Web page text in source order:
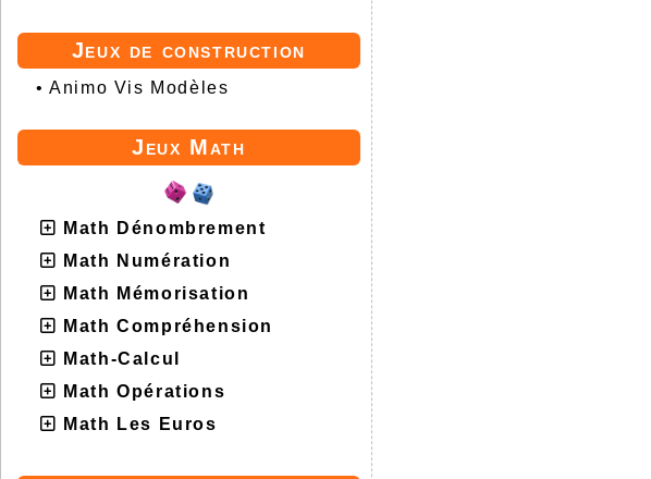
Jeux de construction
•Animo Vis Modèles
Jeux Math
Math Dénombrement
Math Numération
Math Mémorisation
Math Compréhension
Math-Calcul
Math Opérations
Math Les Euros